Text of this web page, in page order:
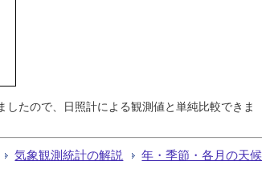
たので、日照計による観測値と単純比較できま
気象観測統計の解説 年・季節・各月の天候